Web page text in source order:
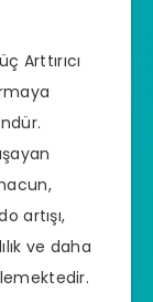
Arttırıcı
artışı,
ve daha